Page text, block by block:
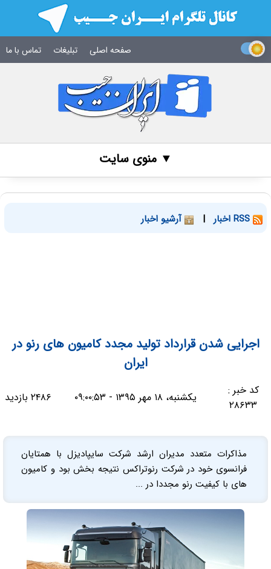
صفحه اصلی تبلیغات تماس با ما
▼ منوی سایت
| آرشیو اخبار
اجرایی شدن قرارداد تولید مجدد کامیون های رنو در
ایران
کد خبر :
۲۸۶۳۳
یکشنبه، ۱۸ مهر ۱۳۹۵ - ۰۹:۰۰:۵۳ ۲۴۸۶ بازدید
مذاکرات متعدد مدیران ارشد شرکت سایپادیزل با همتایان
فرانسوی خود در شرکت رنوتراکس نتیجه بخش بود و کامیون
های با کیفیت رنو مجددا در ...